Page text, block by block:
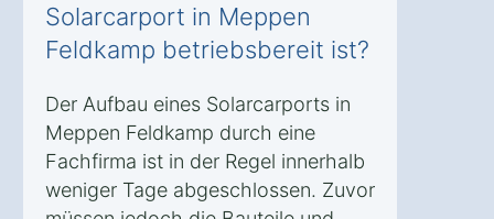
Solarcarport in Meppen
Feldkamp betriebsbereit ist?
Der Aufbau eines Solarcarports in
Meppen Feldkamp durch eine
Fachfirma ist in der Regel innerhalb
weniger Tage abgeschlossen. Zuvor